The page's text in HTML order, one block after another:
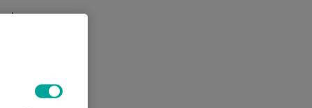
op
en het